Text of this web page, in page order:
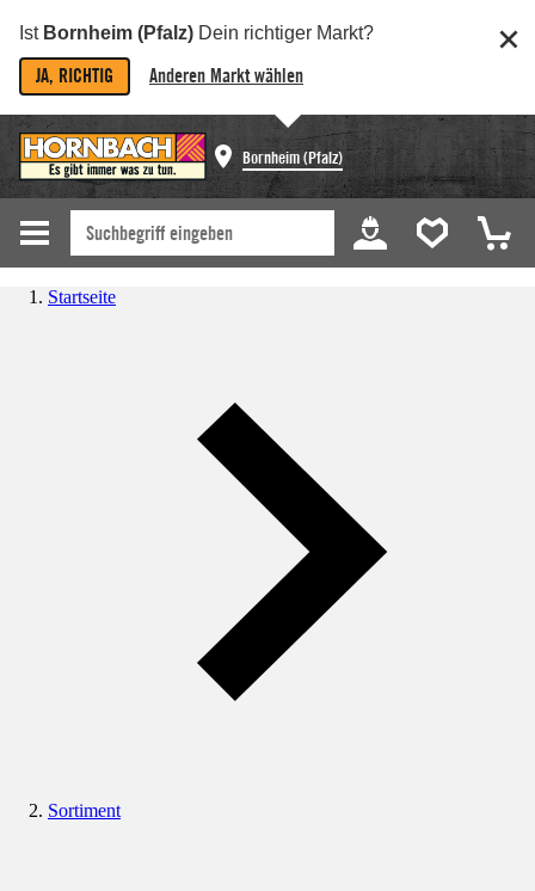
Ist Bornheim (Pfalz) Dein richtiger Markt?
JA, RICHTIG Anderen Markt wählen
Bornheim (Pfalz)
Startseite
Sortiment